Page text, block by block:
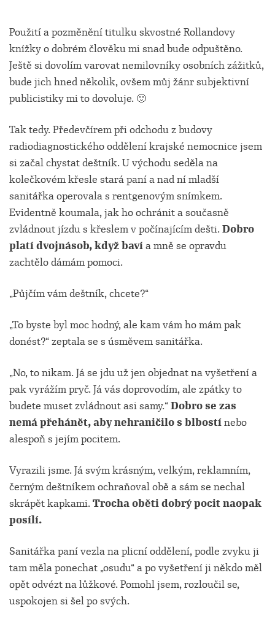
Použití a pozměnění titulku skvostné Rollandovy
knížky o dobrém člověku mi snad bude odpuštěno.
Ještě si dovolím varovat nemilovníky osobních zážitků,
bude jich hned několik, ovšem můj žánr subjektivní
publicistiky mi to dovoluje. 🙂
Tak tedy. Předevčírem při odchodu z budovy
radiodiagnostického oddělení krajské nemocnice jsem
si začal chystat deštník. U východu seděla na
kolečkovém křesle stará paní a nad ní mladší
sanitářka operovala s rentgenovým snímkem.
Evidentně koumala, jak ho ochránit a současně
zvládnout jízdu s křeslem v počínajícím dešti. Dobro
platí dvojnásob, když bavía mně se opravdu
zachtělo dámám pomoci.
„Půjčím vám deštník, chcete?“
„To byste byl moc hodný, ale kam vám ho mám pak
donést?“ zeptala se s úsměvem sanitářka.
„No, to nikam. Já se jdu už jen objednat na vyšetření a
pak vyrážím pryč. Já vás doprovodím, ale zpátky to
budete muset zvládnout asi samy.“Dobro se zas
nemá přehánět, aby nehraničilo s blbostínebo
alespoň s jejím pocitem.
Vyrazili jsme. Já svým krásným, velkým, reklamním,
černým deštníkem ochraňoval obě a sám se nechal
skrápět kapkami. Trocha oběti dobrý pocit naopak
posílí.
Sanitářka paní vezla na plicní oddělení, podle zvyku ji
tam měla ponechat „osudu“ a po vyšetření ji někdo měl
opět odvézt na lůžkové. Pomohl jsem, rozloučil se,
uspokojen si šel po svých.